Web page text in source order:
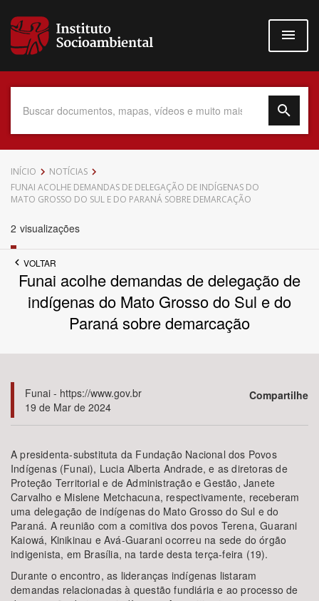
para
conteúdo
Data do Documento
Povo Indígena
Bioma / Bacia
Tema
Subtema
Área de Levantamento
Área Protegida
BUSCAR
INÍCIO
NOTÍCIAS
FUNAI ACOLHE DEMANDAS DE DELEGAÇÃO DE INDÍGENAS DO
MATO GROSSO DO SUL E DO PARANÁ SOBRE DEMARCAÇÃO
2 visualizações
VOLTAR
Funai acolhe demandas de delegação de
indígenas do Mato Grosso do Sul e do
Paraná sobre demarcação
Funai - https://www.gov.br
19 de Mar de 2024
Compartilhe
A presidenta-substituta da Fundação Nacional dos Povos
Indígenas (Funai), Lucia Alberta Andrade, e as diretoras de
Proteção Territorial e de Administração e Gestão, Janete
Carvalho e Mislene Metchacuna, respectivamente, receberam
uma delegação de indígenas do Mato Grosso do Sul e do
Paraná. A reunião com a comitiva dos povos Terena, Guarani
Kaiowá, Kinikinau e Avá-Guarani ocorreu na sede do órgão
indigenista, em Brasília, na tarde desta terça-feira (19).
Durante o encontro, as lideranças indígenas listaram
demandas relacionadas à questão fundiária e ao processo de